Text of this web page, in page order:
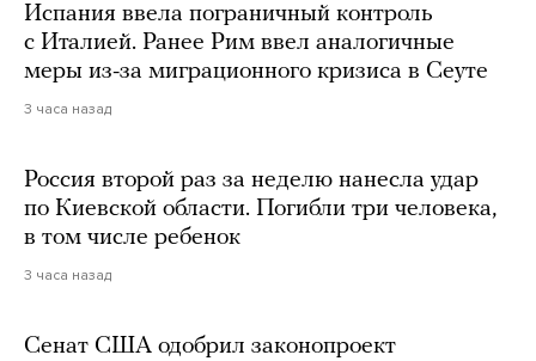
Испания ввела пограничный контроль
с Италией. Ранее Рим ввел аналогичные
меры из-за миграционного кризиса в Сеуте
3 часа назад
Россия второй раз за неделю нанесла удар
по Киевской области. Погибли три человека,
в том числе ребенок
3 часа назад
Сенат США одобрил законопроект